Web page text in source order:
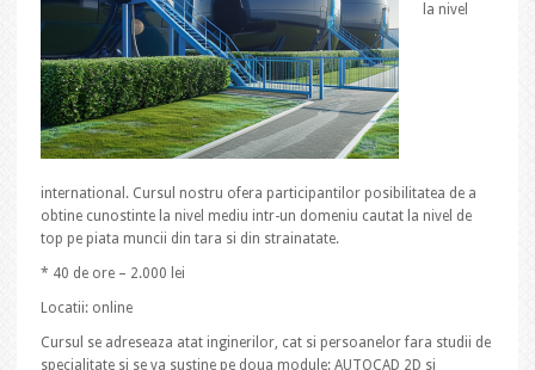
la nivel
international. Cursul nostru ofera participantilor posibilitatea de a
obtine cunostinte la nivel mediu intr-un domeniu cautat la nivel de
top pe piata muncii din tara si din strainatate.
* 40 de ore – 2.000 lei
Locatii: online
Cursul se adreseaza atat inginerilor, cat si persoanelor fara studii de
specialitate si se va sustine pe doua module: AUTOCAD 2D si